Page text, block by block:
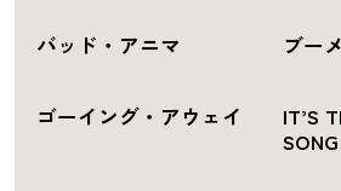
バッド・アニマ ブー
ゴーイング・アウェイ
IT’S
SONG